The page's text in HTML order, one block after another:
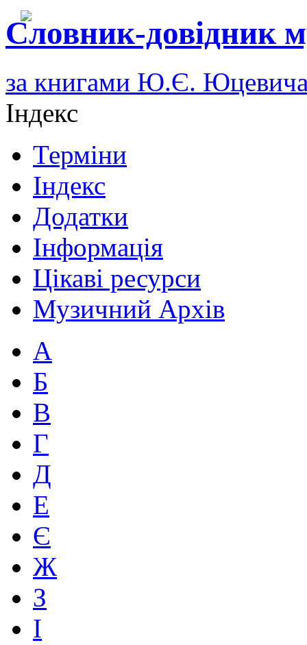
Словник-довідник
за книгами Ю.Є.
Індекс
Терміни
Індекс
Додатки
Інформація
Цікаві ресурси
Музичний Архів
А
Б
В
Г
Д
Е
Є
Ж
З
І